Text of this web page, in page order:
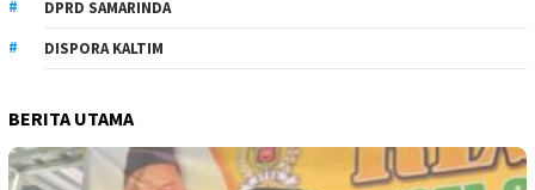
DPRD SAMARINDA
DISPORA KALTIM
BERITA UTAMA